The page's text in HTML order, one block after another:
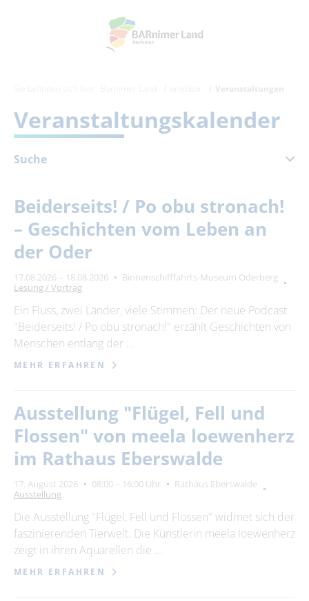
Veranstaltungen
Veranstaltungskalender
Suche
August 2026
Mo Di Mi Do Fr Sa So
1
3
4
10
11 12 13 14 15
16
17
18 19 20 21 22
23
24
25 26 27 28 29
30
Zeitraum
von
Kategorie
Beiderseits! / Po obu stronach!
– Geschichten vom Leben an
der Oder
17.08.2026 – 18.08.2026
Binnenschifffahrts-Museum Oderberg
Lesung / Vortrag
Ein Fluss, zwei Länder, viele Stimmen: Der neue Podcast
"Beiderseits! / Po obu stronach!" erzählt Geschichten von
Menschen entlang der …
MEHR ERFAHREN
Ausstellung "Flügel, Fell und
Flossen" von meela loewenherz
im Rathaus Eberswalde
17. August 2026 08:00 – 16:00 Uhr
Rathaus Eberswalde
Ausstellung
Die Ausstellung "Flügel, Fell und Flossen" widmet sich der
faszinierenden Tierwelt. Die Künstlerin meela loewenherz
zeigt in ihren Aquarellen die …
MEHR ERFAHREN